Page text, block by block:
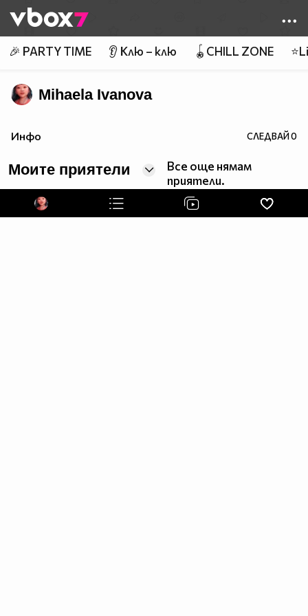
👾
🎉 PARTY TIME 👂 Клю – клю 🪀CHILL ZONE
Mihaela Ivanova
Инфо СЛЕДВАЙ0
Моите приятели
Все още нямам
приятели.